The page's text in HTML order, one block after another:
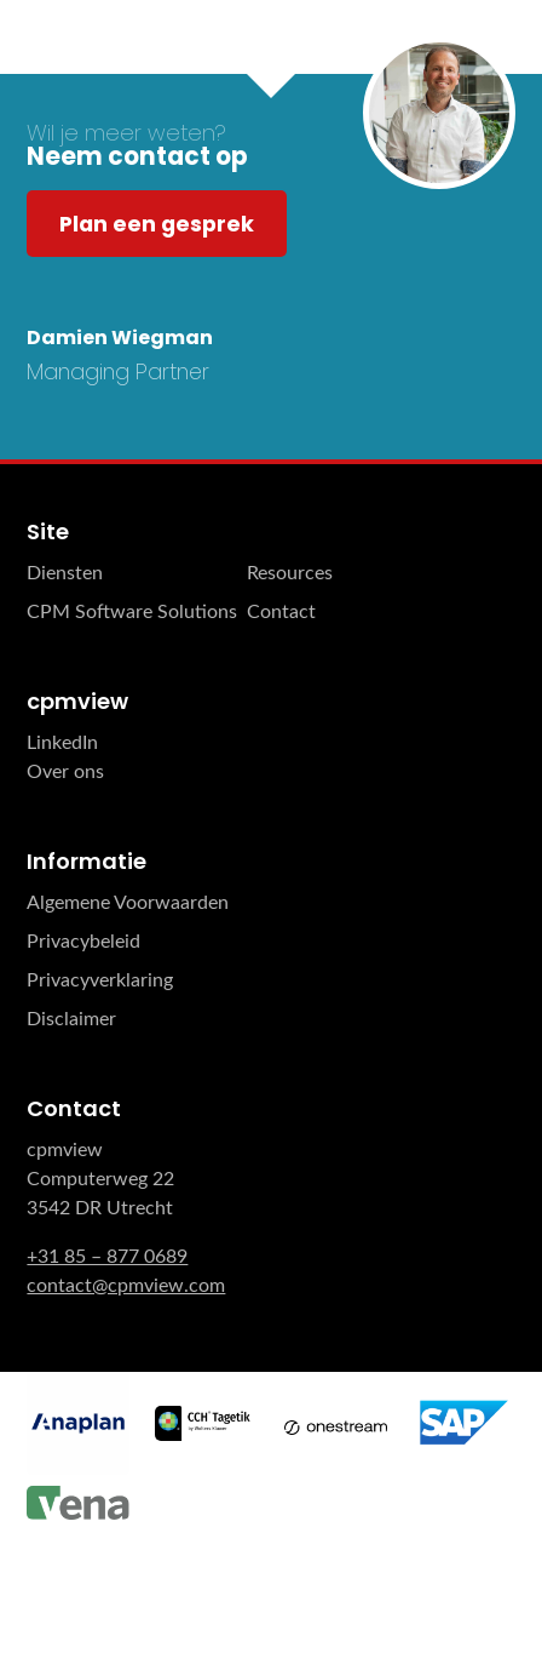
Wil je meer weten?
Neem contact op
Plan een gesprek
Damien Wiegman
Managing Partner
Site
Diensten
Resources
CPM Software Solutions Contact
cpmview
LinkedIn
Over ons
Informatie
Algemene Voorwaarden
Privacybeleid
Privacyverklaring
Disclaimer
Contact
cpmview
Computerweg 22
3542 DR Utrecht
+31 85 – 877 0689
contact@cpmview.com